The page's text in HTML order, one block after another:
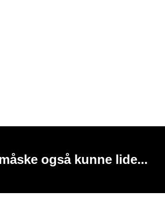
også kunne lide...